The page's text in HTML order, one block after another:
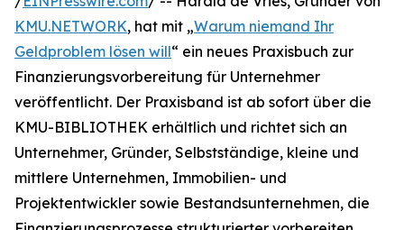
KMU.NETWORK, hat mit „Warum niemand Ihr
Geldproblem lösen will“ ein neues Praxisbuch zur
Finanzierungsvorbereitung für Unternehmer
veröffentlicht. Der Praxisband ist ab sofort über die
KMU-BIBLIOTHEK erhältlich und richtet sich an
Unternehmer, Gründer, Selbstständige, kleine und
mittlere Unternehmen, Immobilien- und
Projektentwickler sowie Bestandsunternehmen, die